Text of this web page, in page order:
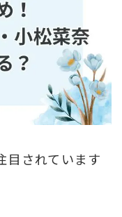
目されています